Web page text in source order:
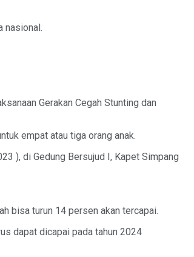
nasional.
Gerakan Cegah Stunting dan
empat atau tiga orang anak.
), di Gedung Bersujud I, Kapet Simpang
bisa turun 14 persen akan tercapai.
dapat dicapai pada tahun 2024